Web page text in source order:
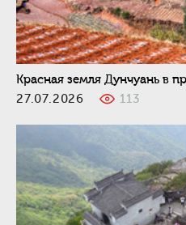
Красная земля Дунчуань в
27.07.2026
113